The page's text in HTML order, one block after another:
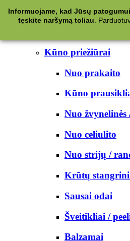
Kategorijos
Kūno priežiūrai
Nuo prakaito
Kūno
Nuo
Nuo celiulito
Nuo strijų /
Krūtų
Sausai odai
Šveitikliai /
Balzamai
Informuojame, kad Jūsų
tęskite naršymą toliau